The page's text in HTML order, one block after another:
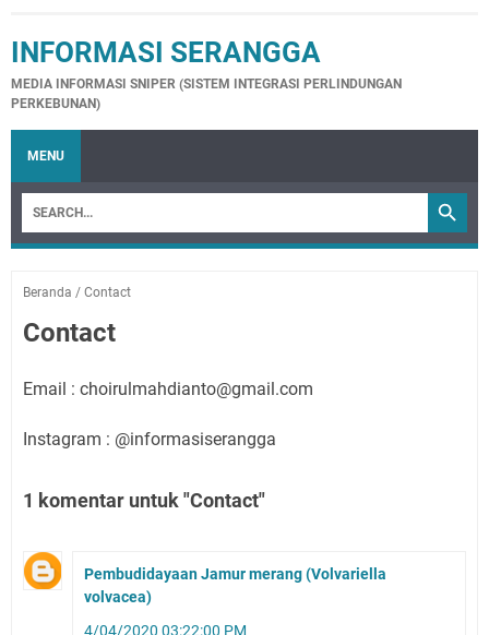
INFORMASI SERANGGA
MEDIA INFORMASI SNIPER (SISTEM INTEGRASI PERLINDUNGAN
PERKEBUNAN)
MENU
Beranda / Contact
Contact
Email : choirulmahdianto@gmail.com
Instagram : @informasiserangga
1 komentar untuk "Contact"
Pembudidayaan Jamur merang (Volvariella
volvacea)
4/04/2020 03:22:00 PM